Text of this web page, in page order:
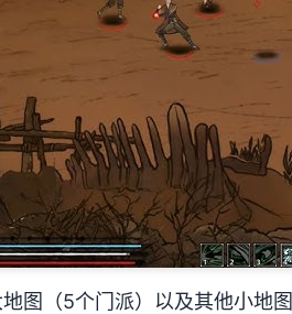
图（5个门派）以及其他小地